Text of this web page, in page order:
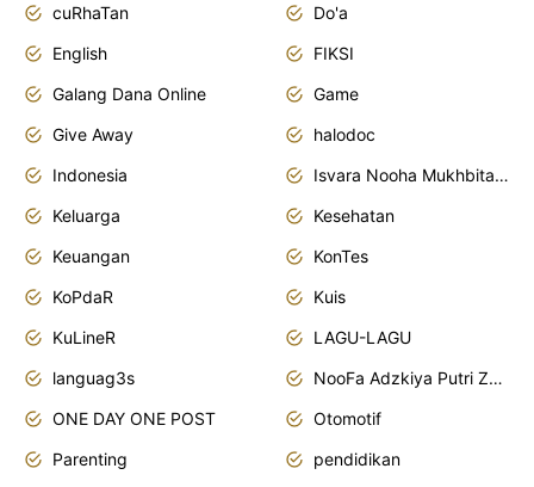
cuRhaTan
Do'a
English
FIKSI
Galang Dana Online
Game
Give Away
halodoc
Indonesia
Isvara Nooha Mukhbita Zain
Keluarga
Kesehatan
Keuangan
KonTes
KoPdaR
Kuis
KuLineR
LAGU-LAGU
languag3s
NooFa Adzkiya Putri Zain
ONE DAY ONE POST
Otomotif
Parenting
pendidikan